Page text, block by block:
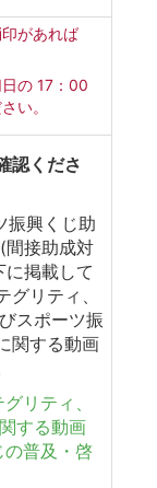
があれば
の 17：00
い。
認くださ
振興くじ助
間接助成対
掲載して
リティ、
スポーツ振
関する動画
リティ、
する動画
の普及・啓